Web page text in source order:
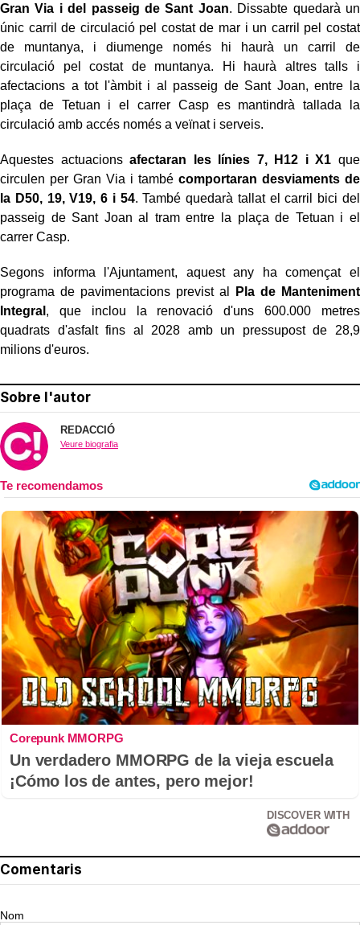
Gran Via i del passeig de Sant Joan. Dissabte quedarà un
únic carril de circulació pel costat de mar i un carril pel costat
de muntanya, i diumenge només hi haurà un carril de
circulació pel costat de muntanya. Hi haurà altres talls i
afectacions a tot l'àmbit i al passeig de Sant Joan, entre la
plaça de Tetuan i el carrer Casp es mantindrà tallada la
circulació amb accés només a veïnat i serveis.
Aquestes actuacionsafectaran les línies 7, H12 i X1 que
circulen per Gran Via i també comportaran desviaments de
la D50, 19, V19, 6 i 54. També quedarà tallat el carril bici del
passeig de Sant Joan al tram entre la plaça de Tetuan i el
carrer Casp.
Segons informa l'Ajuntament, aquest any ha començat el
programa de pavimentacions previst al
Pla de Manteniment
Integral , que inclou la renovació d'uns 600.000 metres
quadrats d'asfalt fins al 2028 amb un pressupost de 28,9
milions d'euros.
Sobre l'autor
REDACCIÓ
Veure biografia
Corepunk MMORPG
Un verdadero MMORPG de la vieja escuela
¡Cómo los de antes, pero mejor!
DISCOVER WITH
Comentaris
Nom